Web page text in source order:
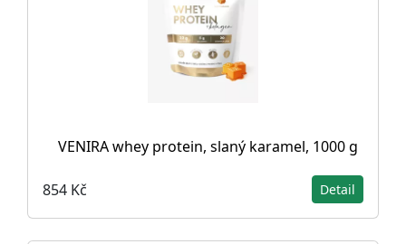
VENIRA whey protein, slaný karamel, 1000 g
854 Kč Detail